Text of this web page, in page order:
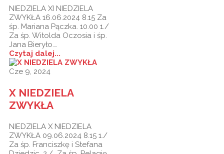
NIEDZIELA XI NIEDZIELA
ZWYKŁA 16.06.2024 8.15 Za
śp. Mariana Pączka. 10.00 1./
Za śp. Witolda Oczosia i śp.
Jana Bieryło.…
Czytaj dalej...
Cze 9, 2024
X NIEDZIELA
ZWYKŁA
NIEDZIELA X NIEDZIELA
ZWYKŁA 09.06.2024 8.15 1./
Za śp. Franciszkę i Stefana